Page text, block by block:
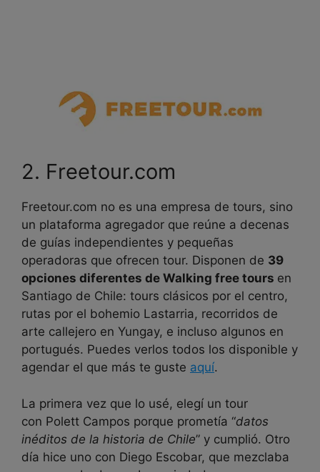
2. Freetour.com
Freetour.com no es una empresa de tours, sino
un plataforma agregador que reúne a decenas
de guías independientes y pequeñas
operadoras que ofrecen tour. Disponen de 39
opciones diferentes de Walking free tours en
Santiago de Chile: tours clásicos por el centro,
rutas por el bohemio Lastarria, recorridos de
arte callejero en Yungay, e incluso algunos en
portugués. Puedes verlos todos los disponible y
agendar el que más te guste aquí.
La primera vez que lo usé, elegí un tour
con Polett Campos porque prometía “datos
inéditos de la historia de Chile” y cumplió. Otro
día hice uno con Diego Escobar, que mezclaba